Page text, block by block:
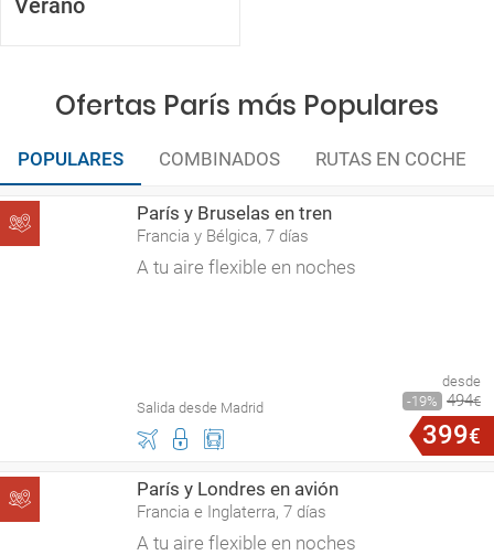
Verano
Ofertas París más Populares
POPULARES COMBINADOS RUTAS EN COCHE
París y Bruselas en tren
Francia y Bélgica, 7 días
A tu aire flexible en noches
Salida desde Madrid
desde
19
494€
399€
París y Londres en avión
Francia e Inglaterra, 7 días
A tu aire flexible en noches